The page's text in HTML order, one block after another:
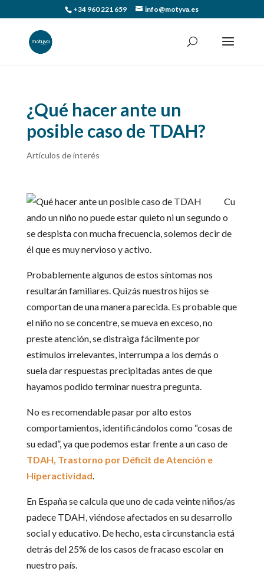
+34 960 221 659 info@motyva.es
¿Qué hacer ante un
posible caso de TDAH?
Artículos de interés
Cu
ando un niño no puede estar quieto ni un segundo o
se despista con mucha frecuencia, solemos decir de
él que es muy nervioso y activo.
Probablemente algunos de estos síntomas nos
resultarán familiares. Quizás nuestros hijos se
comportan de una manera parecida. Es probable que
el niño no se concentre, se mueva en exceso, no
preste atención, se distraiga fácilmente por
estímulos irrelevantes, interrumpa a los demás o
suela dar respuestas precipitadas antes de que
hayamos podido terminar nuestra pregunta.
No es recomendable pasar por alto estos
comportamientos, identificándolos como “cosas de
su edad”, ya que podemos estar frente a un caso de
TDAH, Trastorno por Déficit de Atención e
Hiperactividad.
En España se calcula que uno de cada veinte niños/as
padece TDAH, viéndose afectados en su desarrollo
social y educativo. De hecho, esta circunstancia está
detrás del 25% de los casos de fracaso escolar en
nuestro país.